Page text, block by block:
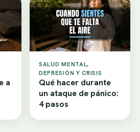
a
SALUD MENTAL,
DEPRESIÓN Y CRISIS
Qué hacer durante
un ataque de pánico:
4 pasos